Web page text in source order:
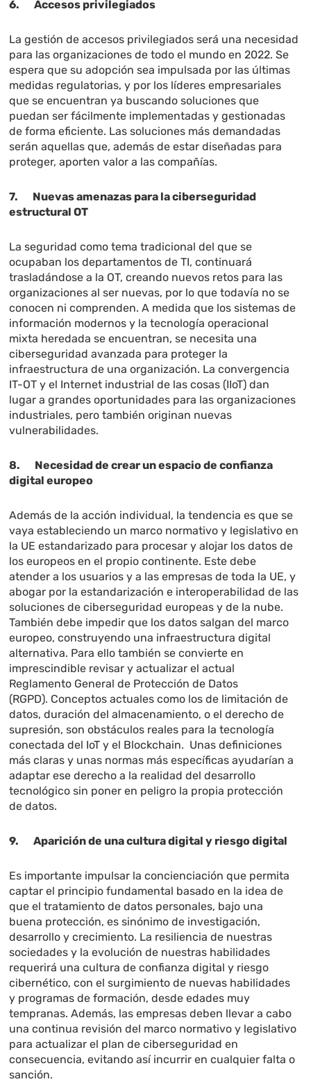
6. Accesos privilegiados
La gestión de accesos privilegiados será una necesidad
para las organizaciones de todo el mundo en 2022. Se
espera que su adopción sea impulsada por las últimas
medidas regulatorias, y por los líderes empresariales
que se encuentran ya buscando soluciones que
puedan ser fácilmente implementadas y gestionadas
de forma eficiente. Las soluciones más demandadas
serán aquellas que, además de estar diseñadas para
proteger, aporten valor a las compañías.
7. Nuevas amenazas para la ciberseguridad
estructural OT
La seguridad como tema tradicional del que se
ocupaban los departamentos de TI, continuará
trasladándose a la OT, creando nuevos retos para las
organizaciones al ser nuevas, por lo que todavía no se
conocen ni comprenden. A medida que los sistemas de
información modernos y la tecnología operacional
mixta heredada se encuentran, se necesita una
ciberseguridad avanzada para proteger la
infraestructura de una organización. La convergencia
IT-OT y el Internet industrial de las cosas (IIoT) dan
lugar a grandes oportunidades para las organizaciones
industriales, pero también originan nuevas
vulnerabilidades.
8. Necesidad de crear un espacio de confianza
digital europeo
Además de la acción individual, la tendencia es que se
vaya estableciendo un marco normativo y legislativo en
la UE estandarizado para procesar y alojar los datos de
los europeos en el propio continente. Este debe
atender a los usuarios y a las empresas de toda la UE, y
abogar por la estandarización e interoperabilidad de las
soluciones de ciberseguridad europeas y de la nube.
También debe impedir que los datos salgan del marco
europeo, construyendo una infraestructura digital
alternativa. Para ello también se convierte en
imprescindible revisar y actualizar el actual
Reglamento General de Protección de Datos
(RGPD). Conceptos actuales como los de limitación de
datos, duración del almacenamiento, o el derecho de
supresión, son obstáculos reales para la tecnología
conectada del IoT y el Blockchain. Unas definiciones
más claras y unas normas más específicas ayudarían a
adaptar ese derecho a la realidad del desarrollo
tecnológico sin poner en peligro la propia protección
de datos.
9. Aparición de una cultura digital y riesgo digital
Es importante impulsar la concienciación que permita
captar el principio fundamental basado en la idea de
que el tratamiento de datos personales, bajo una
buena protección, es sinónimo de investigación,
desarrollo y crecimiento. La resiliencia de nuestras
sociedades y la evolución de nuestras habilidades
requerirá una cultura de confianza digital y riesgo
cibernético, con el surgimiento de nuevas habilidades
y programas de formación, desde edades muy
tempranas. Además, las empresas deben llevar a cabo
una continua revisión del marco normativo y legislativo
para actualizar el plan de ciberseguridad en
consecuencia, evitando así incurrir en cualquier falta o
sanción.